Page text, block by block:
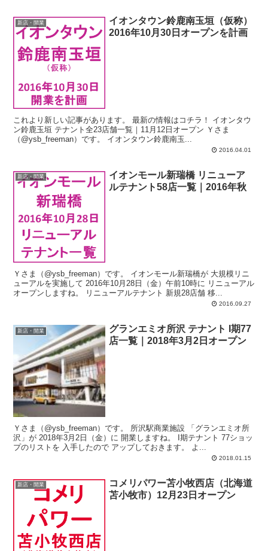
新店・開業
イオンタウン鈴鹿南玉垣（仮称）
2016年10月30日オープンを計画
これより新しい記事があります。 最新の情報はコチラ！ イオンタウ
ン鈴鹿玉垣 テナント全23店舗一覧｜11月12日オープン Ｙさま
（@ysb_freeman）です。 イオンタウン鈴鹿南玉...
2016.04.01
新店・開業
イオンモール新瑞橋 リニューア
ルテナント58店一覧｜2016年秋
Ｙさま（@ysb_freeman）です。 イオンモール新瑞橋が 大規模リニ
ューアルを実施して 2016年10月28日（金）午前10時に リニューアル
オープンしますね。 リニューアルテナント 新規28店舗 移...
2016.09.27
新店・開業
グランエミオ所沢 テナント I期77
店一覧｜2018年3月2日オープン
Ｙさま（@ysb_freeman）です。 所沢駅商業施設 「グランエミオ所
沢」が 2018年3月2日（金）に 開業しますね。 I期テナント 77ショッ
プのリストを 入手したので アップしておきます。 よ...
2018.01.15
新店・開業
コメリパワー苫小牧西店（北海道
苫小牧市）12月23日オープン